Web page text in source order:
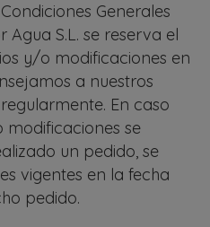
Generales
S.L. se reserva el
y/o modificaciones en
a nuestros
En caso
modificaciones se
un pedido, se
vigentes en la fecha
pedido.